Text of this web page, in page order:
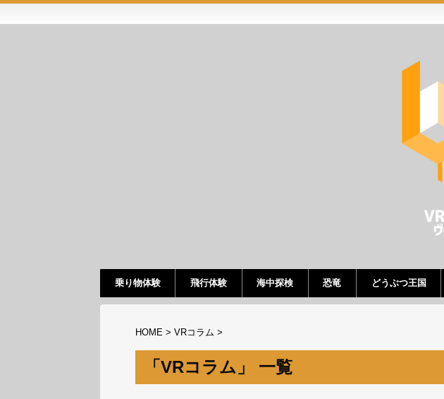
乗り物体験 飛行体験 海中探検 恐竜 どうぶつ王国
HOME > VRコラム >
「VRコラム」 一覧